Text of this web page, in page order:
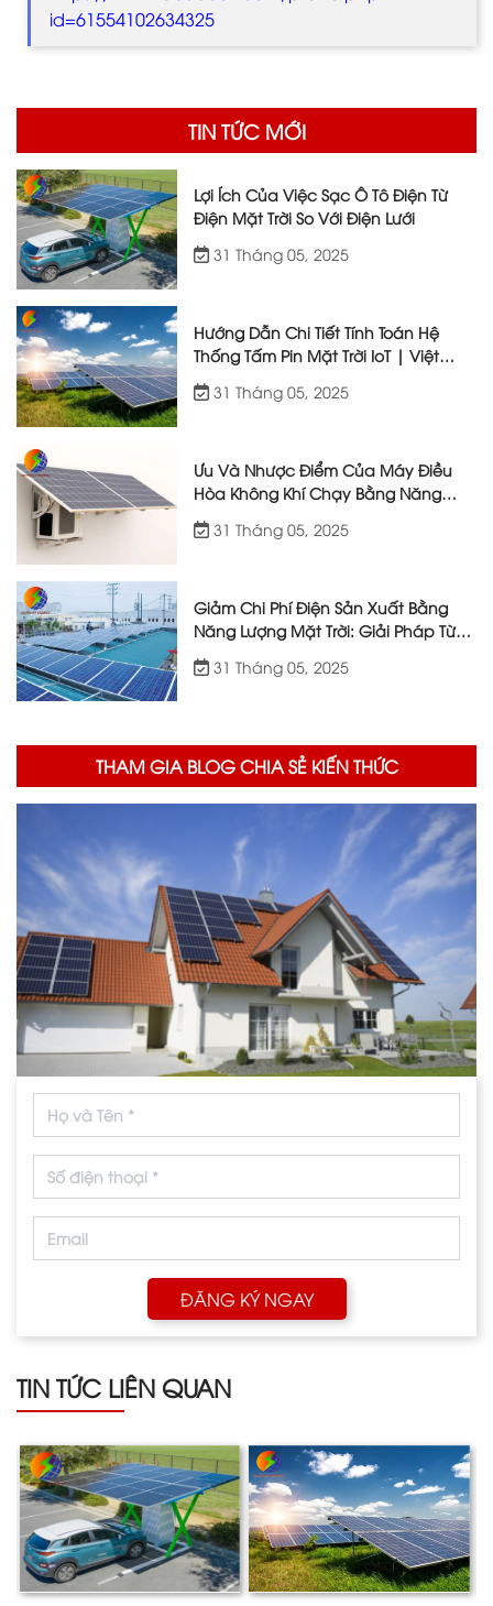
id=61554102634325
TIN TỨC MỚI
Lợi Ích Của Việc Sạc Ô Tô Điện Từ
Điện Mặt Trời So Với Điện Lưới
31 Tháng 05, 2025
Hướng Dẫn Chi Tiết Tính Toán Hệ
Thống Tấm Pin Mặt Trời IoT | Việt
Nhật Energy
31 Tháng 05, 2025
Ưu Và Nhược Điểm Của Máy Điều
Hòa Không Khí Chạy Bằng Năng
31 Tháng 05, 2025
Giảm Chi Phí Điện Sản Xuất Bằng
Năng Lượng Mặt Trời: Giải Pháp Từ
31 Tháng 05, 2025
THAM GIA BLOG CHIA SẺ KIẾN THỨC
ĐĂNG KÝ NGAY
TIN TỨC LIÊN QUAN